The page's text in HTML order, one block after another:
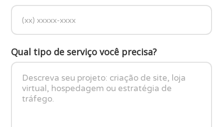
Qual tipo de serviço você precisa?